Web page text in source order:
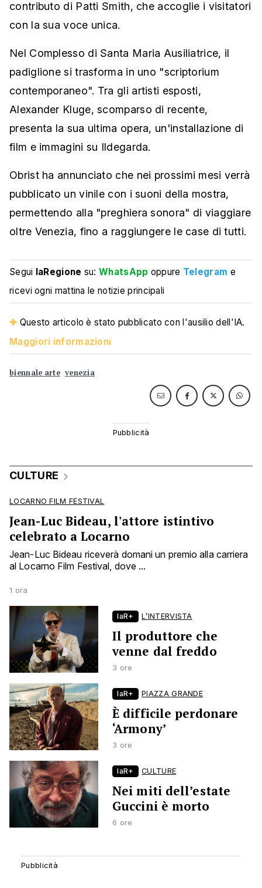
contributo di Patti Smith, che accoglie i visitatori
con la sua voce unica.
Nel Complesso di Santa Maria Ausiliatrice, il
padiglione si trasforma in uno "scriptorium
contemporaneo". Tra gli artisti esposti,
Alexander Kluge, scomparso di recente,
presenta la sua ultima opera, un'installazione di
film e immagini su Ildegarda.
Obrist ha annunciato che nei prossimi mesi verrà
pubblicato un vinile con i suoni della mostra,
permettendo alla "preghiera sonora" di viaggiare
oltre Venezia, fino a raggiungere le case di tutti.
Segui laRegione su:WhatsApp oppure Telegram e
ricevi ogni mattina le notizie principali
Questo articolo è stato pubblicato con l'ausilio dell'IA.
Maggiori informazioni
biennale arte venezia
CULTURE
LOCARNO FILM FESTIVAL
Jean-Luc Bideau, l'attore istintivo
celebrato a Locarno
Jean-Luc Bideau riceverà domani un premio alla carriera
al Locarno Film Festival, dove ...
1 ora
laR+ L’INTERVISTA
Il produttore che
venne dal freddo
3 ore
laR+ PIAZZA GRANDE
È difficile perdonare
‘Armony’
3 ore
laR+ CULTURE
Nei miti dell’estate
Guccini è morto
6 ore